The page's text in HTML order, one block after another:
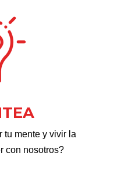
tu mente y vivir la
con nosotros?